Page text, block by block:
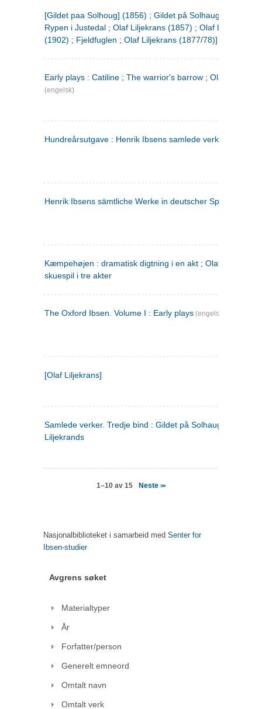
[Gildet paa Solhoug] (1856) ; Gildet på Solhaug (1883) ;
Rypen i Justedal ; Olaf Liljekrans (1857) ; Olaf Liljekrans
(1902) ; Fjeldfuglen ; Olaf Liljekrans (1877/78)]
Early plays : Catiline ; The warrior's barrow ; Olaf Liljekrans
(engelsk)
Hundreårsutgave : Henrik Ibsens samlede verker. 3
Henrik Ibsens sämtliche Werke in deutscher Sprache. 2
Kæmpehøjen : dramatisk digtning i en akt ; Olaf Liljekrans :
skuespil i tre akter
The Oxford Ibsen. Volume I : Early plays (engelsk)
[Olaf Liljekrans]
Samlede verker. Tredje bind : Gildet på Solhaug ; Olaf
Liljekrands
1–10 av 15 Neste>>
Nasjonalbiblioteket i samarbeid med Senter for
Ibsen-studier
Avgrens søket
Materialtyper
År
Forfatter/person
Generelt emneord
Omtalt navn
Omtalt verk